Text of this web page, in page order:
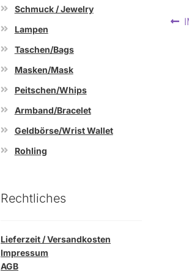
Schmuck / Jewelry
Lampen
Taschen/Bags
Masken/Mask
Peitschen/Whips
Armband/Bracelet
Geldbörse/Wrist Wallet
Rohling
Rechtliches
Lieferzeit / Versandkosten
Impressum
AGB